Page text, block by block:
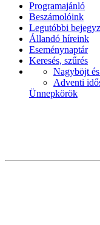
Programajánló
Beszámolóink
Legutóbbi
Állandó híreink
Eseménynaptár
Keresés, szűrés
Nagyböjt
Adventi
Ünnepkörök